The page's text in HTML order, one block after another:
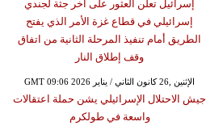
إسرائيل تعلن العثور على أخر جثة لجندي
إسرائيلي في قطاع غزة الأمر الذي يفتح
الطريق أمام تنفيذ المرحلة الثانية من اتفاق
وقف إطلاق النار
GMT 09:06 2026 الإثنين ,26 كانون الثاني / يناير
جيش الاحتلال الإسرائيلي يشن حملة اعتقالات
واسعة في طولكرم